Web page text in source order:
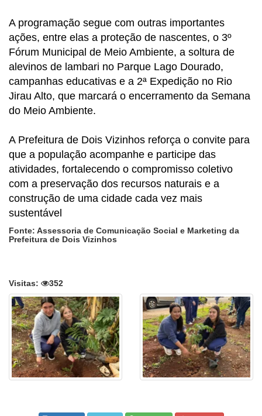
A programação segue com outras importantes
ações, entre elas a proteção de nascentes, o 3º
Fórum Municipal de Meio Ambiente, a soltura de
alevinos de lambari no Parque Lago Dourado,
campanhas educativas e a 2ª Expedição no Rio
Jirau Alto, que marcará o encerramento da Semana
do Meio Ambiente.
A Prefeitura de Dois Vizinhos reforça o convite para
que a população acompanhe e participe das
atividades, fortalecendo o compromisso coletivo
com a preservação dos recursos naturais e a
construção de uma cidade cada vez mais
sustentável
Fonte: Assessoria de Comunicação Social e Marketing da
Prefeitura de Dois Vizinhos
Visitas: 352